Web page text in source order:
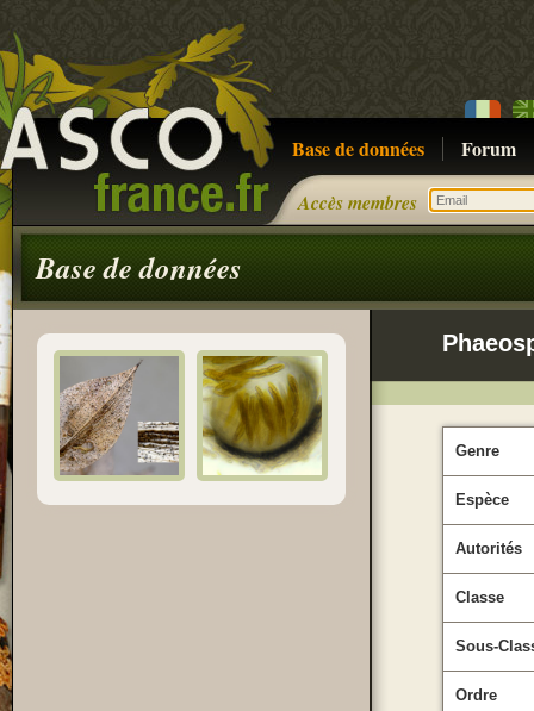
Base de données Forum
Accès membres
Base de données
Genre
Espèce
Autorités
Classe
Sous-
Ordre